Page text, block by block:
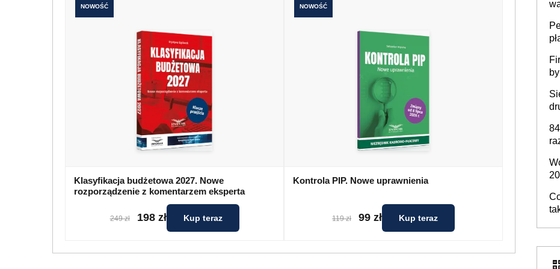
NOWOŚĆ
Klasyfikacja budżetowa 2027. Nowe
rozporządzenie z komentarzem eksperta
249 zł 198 zł Kup teraz
NOWOŚĆ
Kontrola PIP. Nowe uprawnienia
119 zł 99 zł Kup teraz